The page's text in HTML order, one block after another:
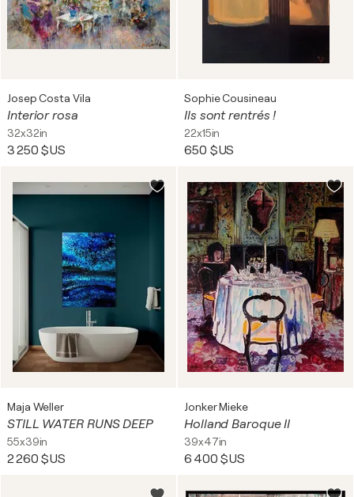
Josep Costa Vila
Interior rosa
32x32in
3 250 $US
Sophie Cousineau
Ils sont rentrés !
22x15in
650 $US
Maja Weller
STILL WATER RUNS DEEP
55x39in
2 260 $US
Jonker Mieke
Holland Baroque II
39x47in
6 400 $US